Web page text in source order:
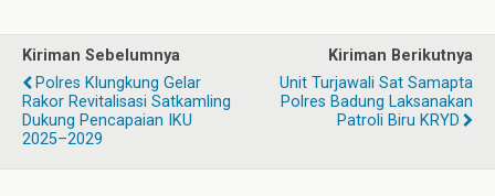
Kiriman Sebelumnya
Polres Klungkung Gelar
Rakor Revitalisasi Satkamling
Dukung Pencapaian IKU
2025–2029
Kiriman Berikutnya
Unit Turjawali Sat Samapta
Polres Badung Laksanakan
Patroli Biru KRYD